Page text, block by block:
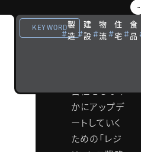
KEYWORD製
造
建
設
物
流
住
宅
食
品
「低成長×非
連続×高速変
自社をしなや
かにアップデ
ートしていく
ための「レジ